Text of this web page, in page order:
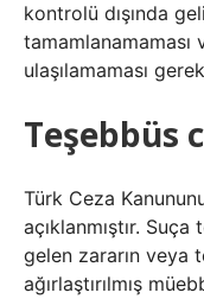
kontrolü dışında
tamamlanamaması
ulaşılamaması
Teşebbüs
Türk Ceza
açıklanmıştır.
gelen zararın veya
ağırlaştırılmış